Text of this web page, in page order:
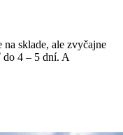
na sklade, ale zvyčajne
do 4 – 5 dní. A